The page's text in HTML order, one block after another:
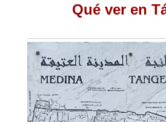
Qué ver en